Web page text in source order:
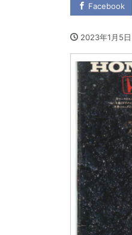
Facebook
2023年1月5日